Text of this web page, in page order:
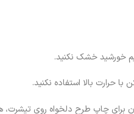
خورشید خشک نکنید.
حرارت بالا استفاده نکنید.
برای چاپ طرح دلخواه روی تیشرت،